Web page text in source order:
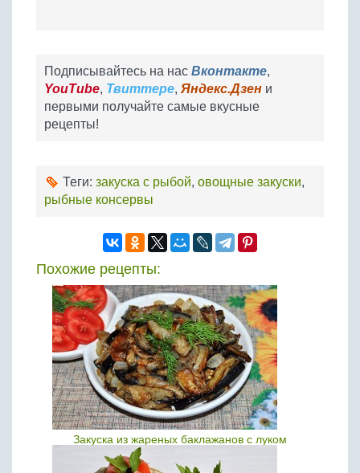
Подписывайтесь на нас Вконтакте,
YouTube, Твиттере, Яндекс.Дзен и
первыми получайте самые вкусные
рецепты!
Теги: закуска с рыбой, овощные закуски,
рыбные консервы
Похожие рецепты:
Закуска из жареных баклажанов с луком